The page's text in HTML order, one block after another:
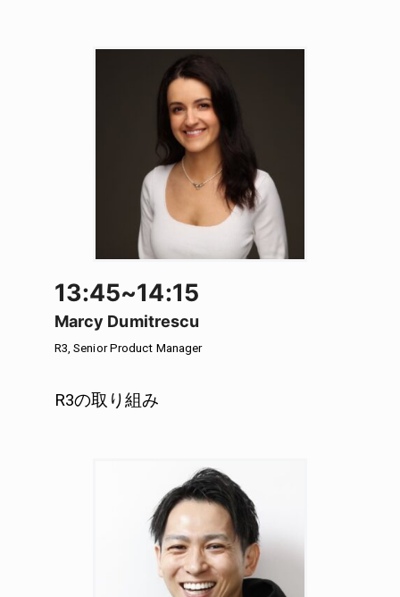
13:45~14:15
Marcy Dumitrescu
R3, Senior Product Manager
R3の取り組み